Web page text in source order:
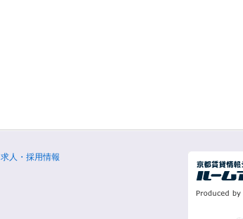
求人・採用情報